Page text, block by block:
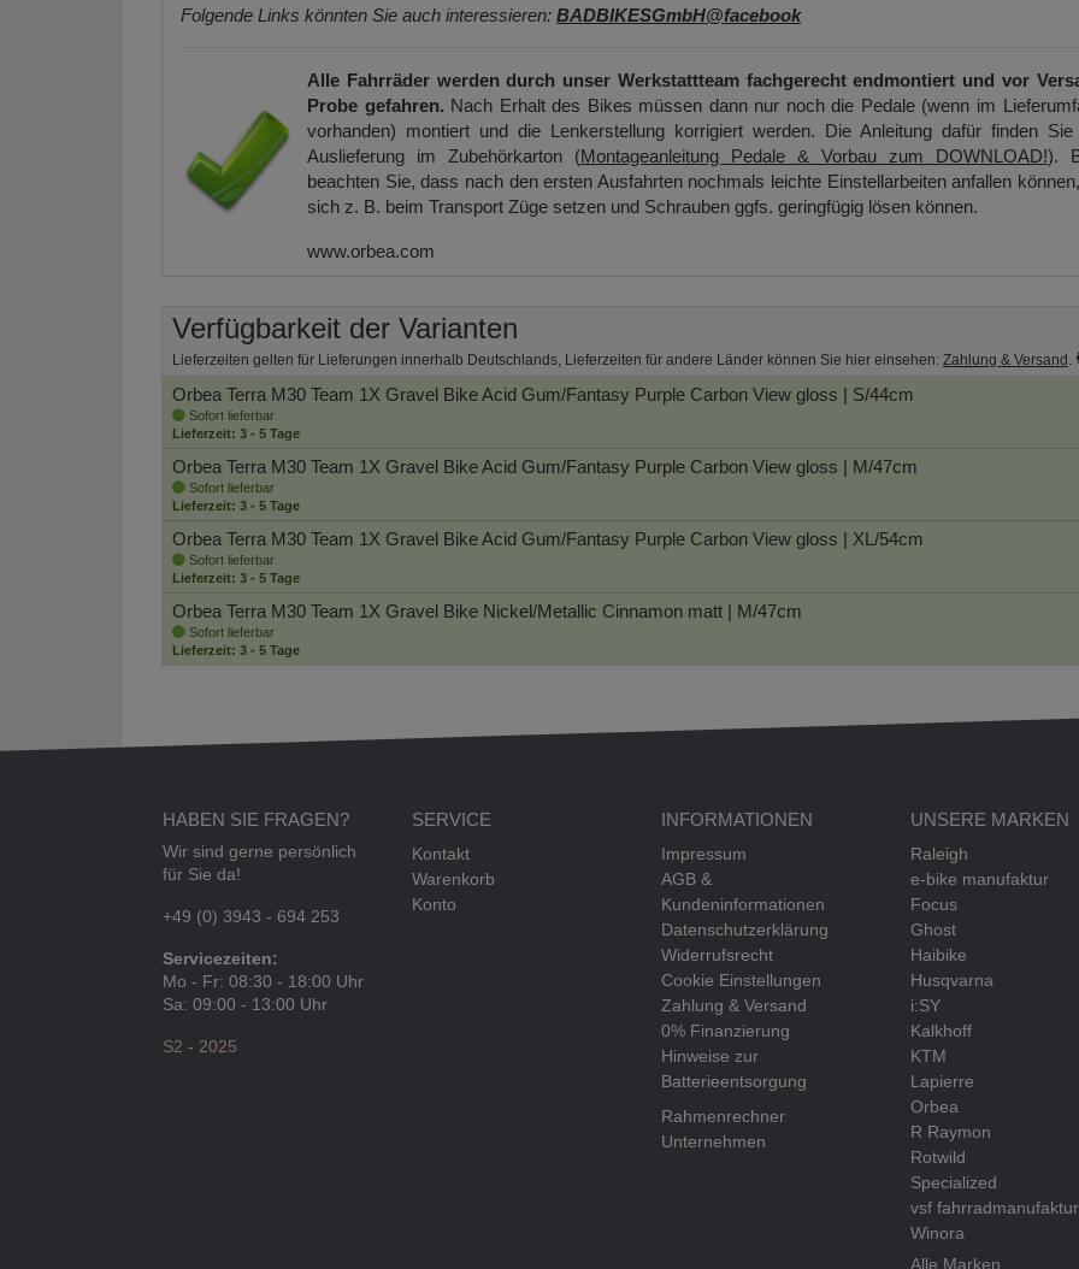
Folgende Links könnten Sie auch interessieren: BADBIKESGmbH@facebook
Alle Fahrräder werden durch unser Werkstattteam fachgerecht endmontiert und vor
Probe gefahren. Nach Erhalt des Bikes müssen dann nur noch die Pedale (wenn im
vorhanden) montiert und die Lenkerstellung korrigiert werden. Die Anleitung dafür finden Sie
Auslieferung im Zubehörkarton (Montageanleitung Pedale & Vorbau zum DOWNLOAD!).
beachten Sie, dass nach den ersten Ausfahrten nochmals leichte Einstellarbeiten anfallen
sich z. B. beim Transport Züge setzen und Schrauben ggfs. geringfügig lösen können.
www.orbea.com
Verfügbarkeit der Varianten
Lieferzeiten gelten für Lieferungen innerhalb Deutschlands, Lieferzeiten für andere Länder können Sie hier einsehen: Zahlung & Versand .
Orbea Terra M30 Team 1X Gravel BikeAcid Gum/Fantasy Purple Carbon View gloss | S/44cm
Sofort lieferbar
Lieferzeit: 3 - 5 Tage
Orbea Terra M30 Team 1X Gravel BikeAcid Gum/Fantasy Purple Carbon View gloss | M/47cm
Sofort lieferbar
Lieferzeit: 3 - 5 Tage
Orbea Terra M30 Team 1X Gravel BikeAcid Gum/Fantasy Purple Carbon View gloss | XL/54cm
Sofort lieferbar
Lieferzeit: 3 - 5 Tage
Orbea Terra M30 Team 1X Gravel Bike Nickel/Metallic Cinnamon matt | M/47cm
Sofort lieferbar
Lieferzeit: 3 - 5 Tage
HABEN SIE FRAGEN?
Wir sind gerne persönlich
für Sie da!
+49 (0) 3943 - 694 253
Servicezeiten:
Mo - Fr: 08:30 - 18:00 Uhr
Sa: 09:00 - 13:00 Uhr
S2 - 2025
SERVICE
Kontakt
Warenkorb
Konto
INFORMATIONEN
Impressum
AGB &
Kundeninformationen
Datenschutzerklärung
Widerrufsrecht
Cookie Einstellungen
Zahlung & Versand
0% Finanzierung
Hinweise zur
Batterieentsorgung
Rahmenrechner
Unternehmen
UNSERE MARKEN
Raleigh
e-bike manufaktur
Focus
Ghost
Haibike
Husqvarna
i:SY
Kalkhoff
KTM
Lapierre
Orbea
R Raymon
Rotwild
Specialized
vsf fahrradmanufaktur
Winora
Alle Marken